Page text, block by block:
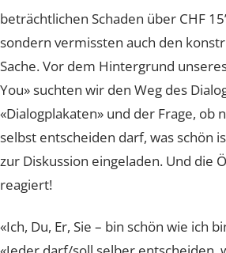
Wir als Lucerne Clinic sahen uns
sondern vermissten auch den
Sache. Vor dem Hintergrund
You» suchten wir den Weg des
«Dialogplakaten» und der Frage,
selbst entscheiden darf, was
reagiert!